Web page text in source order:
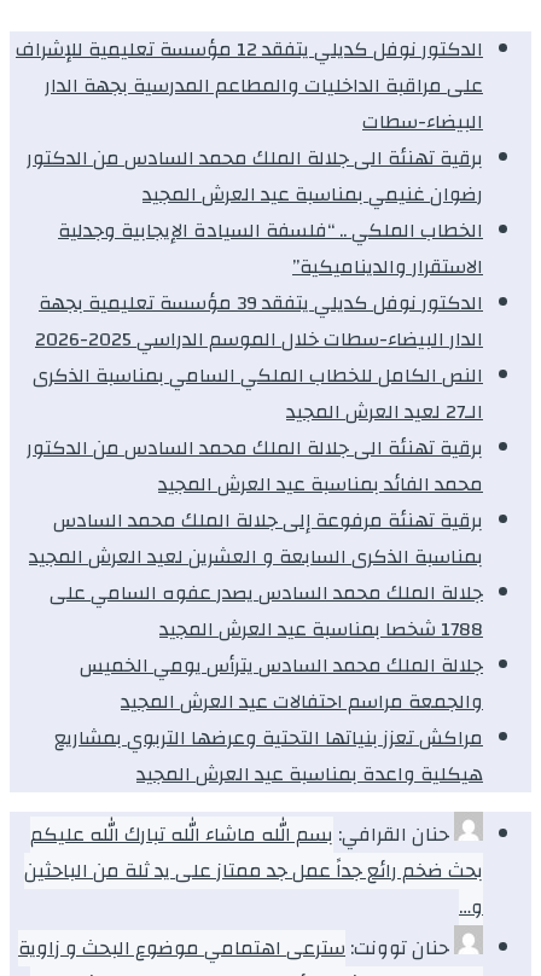
الدكتور نوفل كديلي يتفقد 12 مؤسسة تعليمية للإشراف
على مراقبة الداخليات والمطاعم المدرسية بجهة الدار
البيضاء-سطات
برقية تهنئة الى جلالة الملك محمد السادس من الدكتور
رضوان غنيمي بمناسبة عيد العرش المجيد
الخطاب الملكي .. “فلسفة السيادة الإيجابية وجدلية
الاستقرار والديناميكية”
الدكتور نوفل كديلي يتفقد 39 مؤسسة تعليمية بجهة
الدار البيضاء-سطات خلال الموسم الدراسي 2025-2026
النص الكامل للخطاب الملكي السامي بمناسبة الذكرى
الـ27 لعيد العرش المجيد
برقية تهنئة الى جلالة الملك محمد السادس من الدكتور
محمد الفائد بمناسبة عيد العرش المجيد
برقية تهنئة مرفوعة إلى جلالة الملك محمد السادس
بمناسبة الذكرى السابعة و العشرين لعيد العرش المجيد
جلالة الملك محمد السادس يصدر عفوه السامي على
1788 شخصا بمناسبة عيد العرش المجيد
جلالة الملك محمد السادس يترأس يومي الخميس
والجمعة مراسم احتفالات عيد العرش المجيد
مراكش تعزز بنياتها التحتية وعرضها التربوي بمشاريع
هيكلية واعدة بمناسبة عيد العرش المجيد
حنان القرافي: بسم الله ماشاء الله تبارك الله عليكم
بحث ضخم رائع جداً عمل جد ممتاز على يد ثلة من الباحثين
و…
حنان توونت:سترعى اهتمامي موضوع البحث و زاوية